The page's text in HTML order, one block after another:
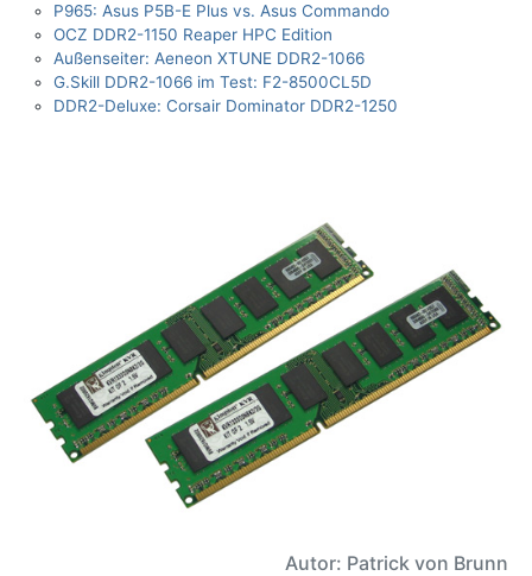
P965: Asus P5B-E Plus vs. Asus Commando
OCZ DDR2-1150 Reaper HPC Edition
Außenseiter: Aeneon XTUNE DDR2-1066
G.Skill DDR2-1066 im Test: F2-8500CL5D
DDR2-Deluxe: Corsair Dominator DDR2-1250
Autor: Patrick von Brunn